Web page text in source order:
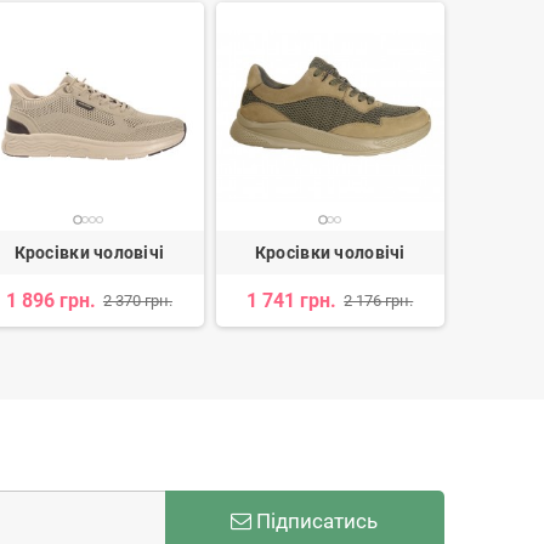
Кросівки чоловічі
1 896 грн. 2 370 грн.
Кросівки чоловічі
1 741 грн. 2 176 грн.
Підписатись